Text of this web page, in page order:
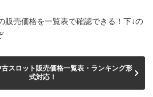
販売価格を一覧表で確認できる！下↓の
古スロット販売価格一覧表・ランキング形
式対応！